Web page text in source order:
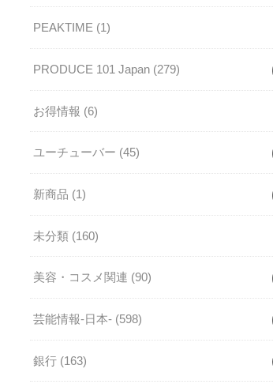
PEAKTIME (1)
PRODUCE 101 Japan (279)
お得情報 (6)
ユーチューバー (45)
新商品 (1)
未分類 (160)
美容・コスメ関連 (90)
芸能情報-日本- (598)
銀行 (163)